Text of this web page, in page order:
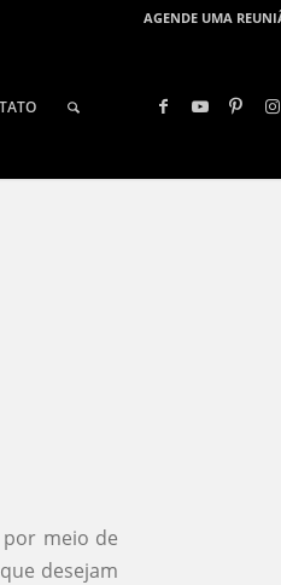
AGENDE UMA
meio de
desejam